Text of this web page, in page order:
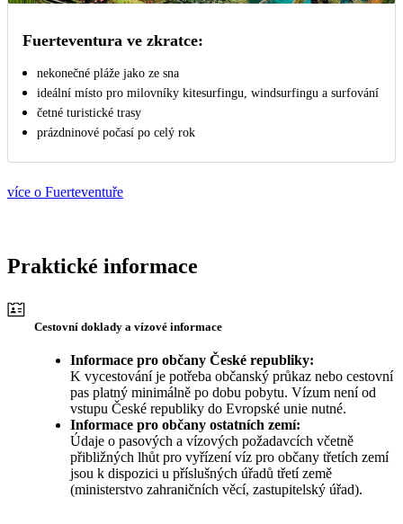
Fuerteventura ve zkratce:
nekonečné pláže jako ze sna
ideální místo pro milovníky kitesurfingu, windsurfingu a surfování
četné turistické trasy
prázdninové počasí po celý rok
více o Fuerteventuře
Praktické informace
Cestovní doklady a vízové informace
Informace pro občany České republiky:
K vycestování je potřeba občanský průkaz nebo cestovní
pas platný minimálně po dobu pobytu. Vízum není od
vstupu České republiky do Evropské unie nutné.
Informace pro občany ostatních zemí:
Údaje o pasových a vízových požadavcích včetně
přibližných lhůt pro vyřízení víz pro občany třetích zemí
jsou k dispozici u příslušných úřadů třetí země
(ministerstvo zahraničních věcí, zastupitelský úřad).